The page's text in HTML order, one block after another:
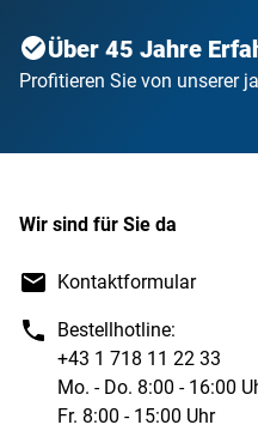
Über 45 Jahre
Profitieren Sie von unserer
Wir sind für Sie da
Kontaktformular
Bestellhotline:
+43 1 718 11 22 33
Mo. - Do. 8:00 - 16:00
Fr. 8:00 - 15:00 Uhr